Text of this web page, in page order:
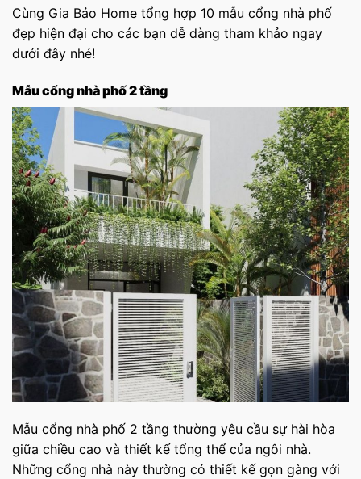
Cùng Gia Bảo Home tổng hợp 10 mẫu cổng nhà phố
đẹp hiện đại cho các bạn dễ dàng tham khảo ngay
dưới đây nhé!
Mẫu cổng nhà phố 2 tầng
Mẫu cổng nhà phố 2 tầng thường yêu cầu sự hài hòa
giữa chiều cao và thiết kế tổng thể của ngôi nhà.
Những cổng nhà này thường có thiết kế gọn gàng với